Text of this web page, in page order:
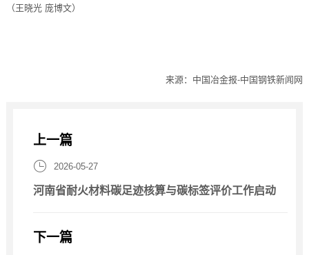
（王晓光 庞博文）
来源：中国冶金报-中国钢铁新闻网
上一篇
 2026-05-27
河南省耐火材料碳足迹核算与碳标签评价工作启动
下一篇